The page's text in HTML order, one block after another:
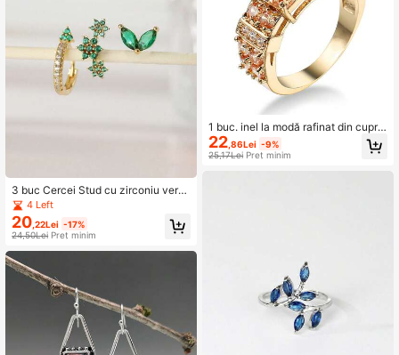
3 buc Cercei Stud cu zirconiu verd
e, la modă, de vară, drăguți, cu flori
și frunze (potriviți pentru cadouri ca
sual pentru femei și purtare zilnică)
4 Left
20 ,22Lei -17%
24,50Lei Preț minim
1 buc. inel la modă rafinat din cupru
cu zirconiu cubic, disponibil în mai
multe mărimi, bijuterie unisex în stil
22 ,86Lei -9%
25,17Lei Preț minim